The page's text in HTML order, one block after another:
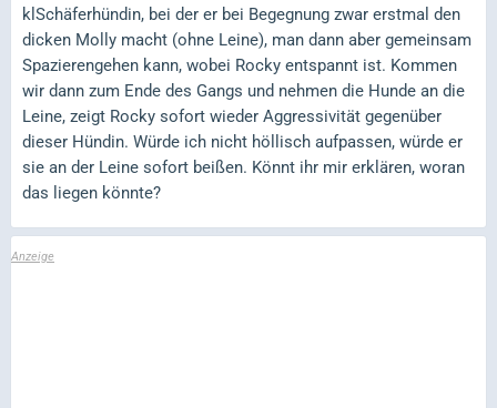
klSchäferhündin, bei der er bei Begegnung zwar erstmal den
dicken Molly macht (ohne Leine), man dann aber gemeinsam
Spazierengehen kann, wobei Rocky entspannt ist. Kommen
wir dann zum Ende des Gangs und nehmen die Hunde an die
Leine, zeigt Rocky sofort wieder Aggressivität gegenüber
dieser Hündin. Würde ich nicht höllisch aufpassen, würde er
sie an der Leine sofort beißen. Könnt ihr mir erklären, woran
das liegen könnte?